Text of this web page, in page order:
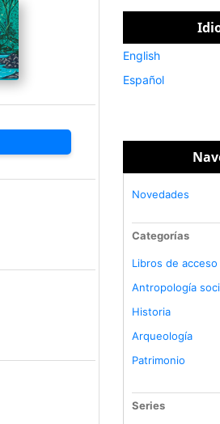
English
Español
Novedades
Categorías
Libros de
Antropología
Historia
Arqueología
Patrimonio
Series